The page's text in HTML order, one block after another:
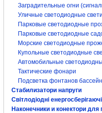
Заградительные огни
Уличные светодиодные
Парковые светодиодные
Парковые светодиодные
Морские светодиодные
Купольные светодиодные
Автомобильные
Тактические фонари
Подсветка фонтанов
Стабилизатори напруги
Світлодіодні
Наконечники и конектори для